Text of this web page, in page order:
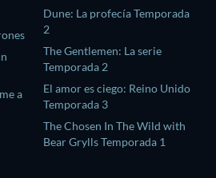
a
Dune: La profecía Temporada
2
The Gentlemen: La serie
Temporada 2
El amor es ciego: Reino Unido
Temporada 3
The Chosen In The Wild with
Bear Grylls Temporada 1